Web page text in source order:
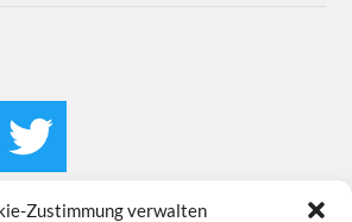
Zustimmung verwalten